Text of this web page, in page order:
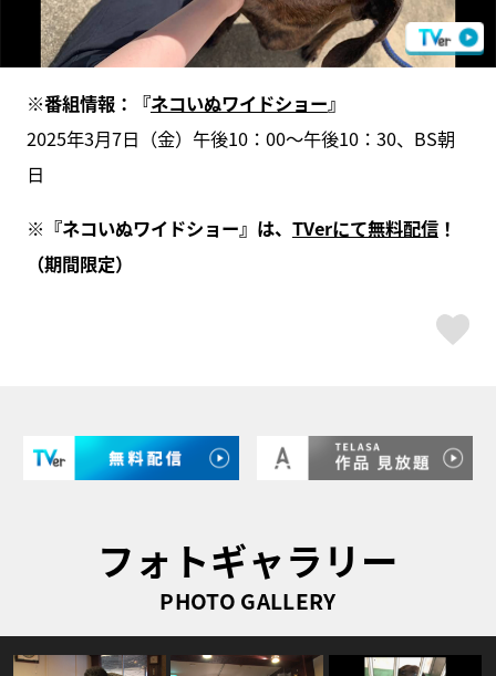
※番組情報：『ネコいぬワイドショー』
2025年3月7日（金）午後10：00～午後10：30、BS朝
日
※『ネコいぬワイドショー』は、 TVerにて無料配信！
（期間限定）
フォトギャラリー
PHOTO GALLERY